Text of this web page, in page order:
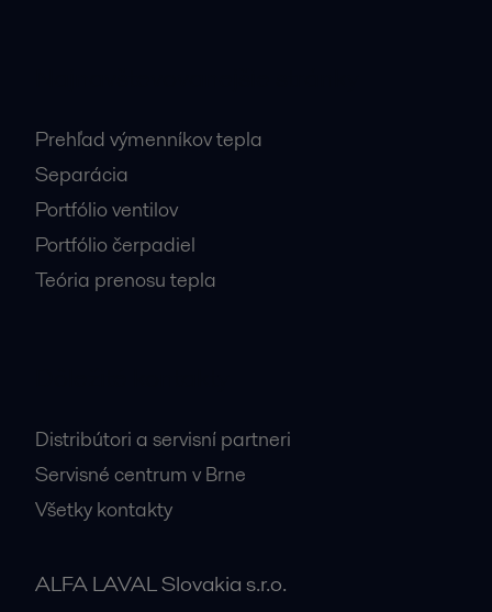
Prehľad výmenníkov tepla
Separácia
Portfólio ventilov
Portfólio čerpadiel
Teória prenosu tepla
Distribútori a servisní partneri
Servisné centrum v Brne
Všetky kontakty
ALFA LAVAL Slovakia s.r.o.